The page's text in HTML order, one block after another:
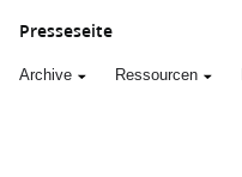
Presseseite
Archive Ressourcen